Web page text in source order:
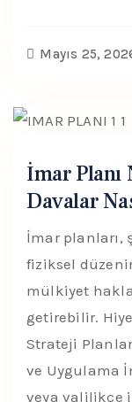
Mayıs 25,
İmar
Davalar
İmar planları,
fiziksel
mülkiyet
getirebilir.
Strateji
ve Uygulama
veya valilikçe